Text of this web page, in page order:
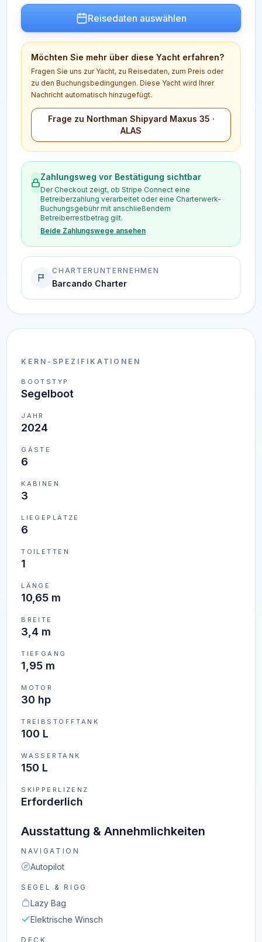
KERN-SPEZIFIKATIONEN
BOOTSTYP
Segelboot
JAHR
2024
GÄSTE
6
KABINEN
3
LIEGEPLÄTZE
6
TOILETTEN
1
LÄNGE
10,65 m
BREITE
3,4 m
TIEFGANG
1,95 m
MOTOR
30 hp
TREIBSTOFFTANK
100 L
WASSERTANK
150 L
SKIPPERLIZENZ
Erforderlich
Ausstattung & Annehmlichkeiten
NAVIGATION
Autopilot
SEGEL & RIGG
Lazy Bag
Elektrische Winsch
DECK
Reisedaten auswählen
Möchten Sie mehr über diese Yacht erfahren?
Fragen Sie uns zur Yacht, zu Reisedaten, zum Preis oder
zu den Buchungsbedingungen. Diese Yacht wird Ihrer
Nachricht automatisch hinzugefügt.
Frage zu Northman Shipyard Maxus 35 ·
ALAS
Zahlungsweg vor Bestätigung sichtbar
Der Checkout zeigt, ob Stripe Connect eine
Betreiberzahlung verarbeitet oder eine Charterwerk-
Buchungsgebühr mit anschließendem
Betreiberrestbetrag gilt.
Beide Zahlungswege ansehen
CHARTERUNTERNEHMEN
Barcando Charter